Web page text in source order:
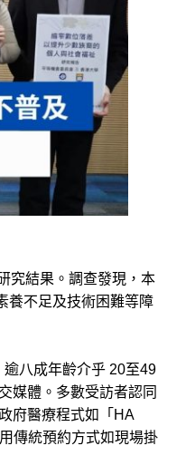
究結果。 調查發現， 本
養不足及技術困難等障
八成年齡介乎 20至49
媒體。 多數受訪者認同
府醫療程式如「HA
傳統預約方式如現場掛